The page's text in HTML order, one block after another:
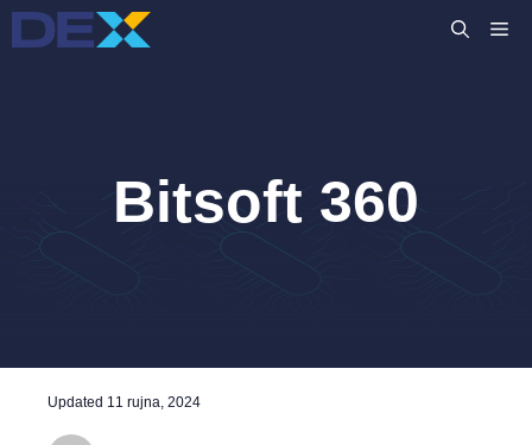
Preskoči
na
Bitsoft 360
Updated 11 rujna, 2024